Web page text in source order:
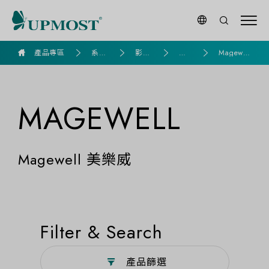
goldennet
產品專區 系列 影音 擷
器
Magewel
l 美樂威
MAGEWELL
Magewell 美樂威
Filter & Search
產品篩選